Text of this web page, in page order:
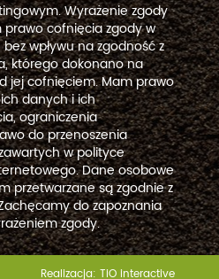
Wyrażenie zgody
cofnięcia zgody w
wpływu na zgodność z
którego dokonano na
jej cofnięciem. Mam prawo
danych i ich
ograniczenia
do przenoszenia
w polityce
Dane osobowe
przetwarzane są zgodnie z
do zapoznania
zgody.
Realizacja: TiO interactive